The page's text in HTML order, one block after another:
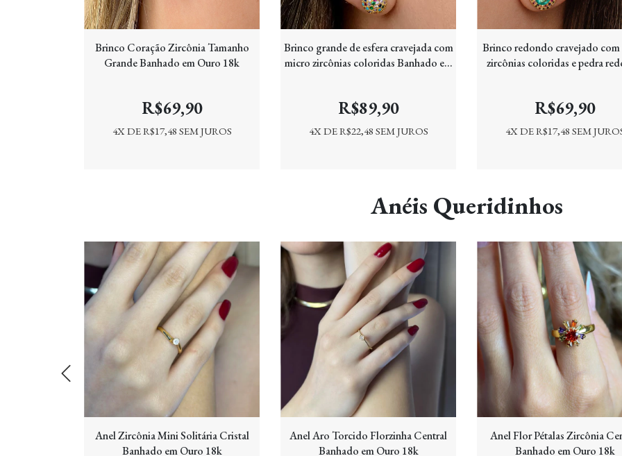
Brinco Coração Zircônia Tamanho
Grande Banhado em Ouro 18k
R$69,90
4X DER$17,48 SEM JUROS
Brinco grande de esfera cravejada com
micro zircônias coloridas Banhado em
R$89,90
4X DER$22,48 SEM JUROS
Brinco redondo cravejado
zircônias coloridas e pedra
R$69,90
4X DER$17,48 SEM
Anéis Queridinhos
Anel Zircônia Mini Solitária Cristal
Banhado em Ouro 18k
Anel Aro Torcido Florzinha Central
Banhado em Ouro 18k
Anel Flor Pétalas Zircônia
Banhado em Ouro 18k